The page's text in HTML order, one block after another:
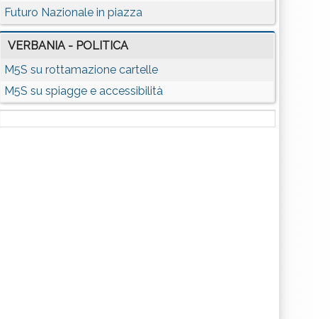
Futuro Nazionale in piazza
VERBANIA - POLITICA
M5S su rottamazione cartelle
M5S su spiagge e accessibilità